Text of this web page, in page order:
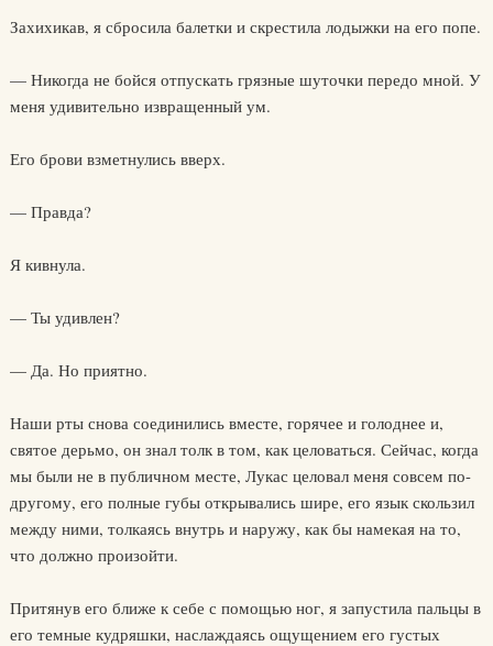
Захихикав, я сбросила балетки и скрестила лодыжки на его попе.
— Никогда не бойся отпускать грязные шуточки передо мной. У
меня удивительно извращенный ум.
Его брови взметнулись вверх.
— Правда?
Я кивнула.
— Ты удивлен?
— Да. Но приятно.
Наши рты снова соединились вместе, горячее и голоднее и,
святое дерьмо, он знал толк в том, как целоваться. Сейчас, когда
мы были не в публичном месте, Лукас целовал меня совсем по-
другому, его полные губы открывались шире, его язык скользил
между ними, толкаясь внутрь и наружу, как бы намекая на то,
что должно произойти.
Притянув его ближе к себе с помощью ног, я запустила пальцы в
его темные кудряшки, наслаждаясь ощущением его густых